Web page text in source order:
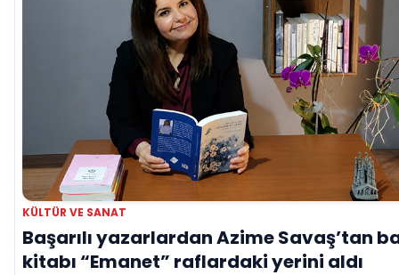
KÜLTÜR VE SANAT
Başarılı yazarlardan Azime Savaş’tan
kitabı “Emanet” raflardaki yerini aldı